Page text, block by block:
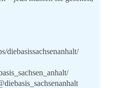
diebasissachsenanhalt/